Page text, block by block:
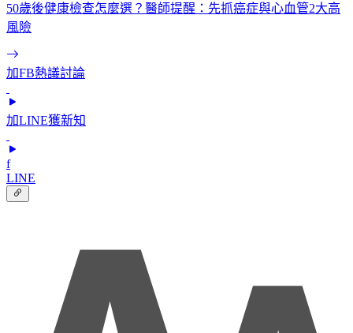
50歲後健康檢查怎麼選？醫師提醒：先抓癌症與心血管2大高
風險
加FB熱議討論
加LINE獲新知
f
LINE